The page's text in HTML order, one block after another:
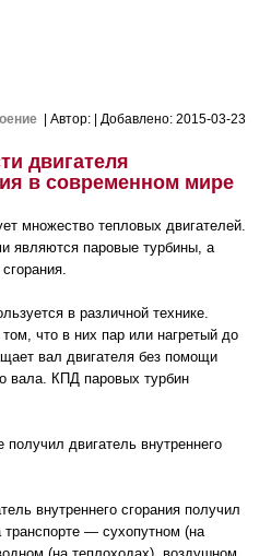
| Автор: | Добавлено: 2015-03-23
двигателя
в современном мире
множество тепловых двигателей.
являются паровые турбины, а
в различной технике.
что в них пар или нагретый до
вал двигателя без помощи
вала. КПД паровых турбин
двигатель внутреннего
внутреннего сгорания получил
транспорте — сухопутном (на